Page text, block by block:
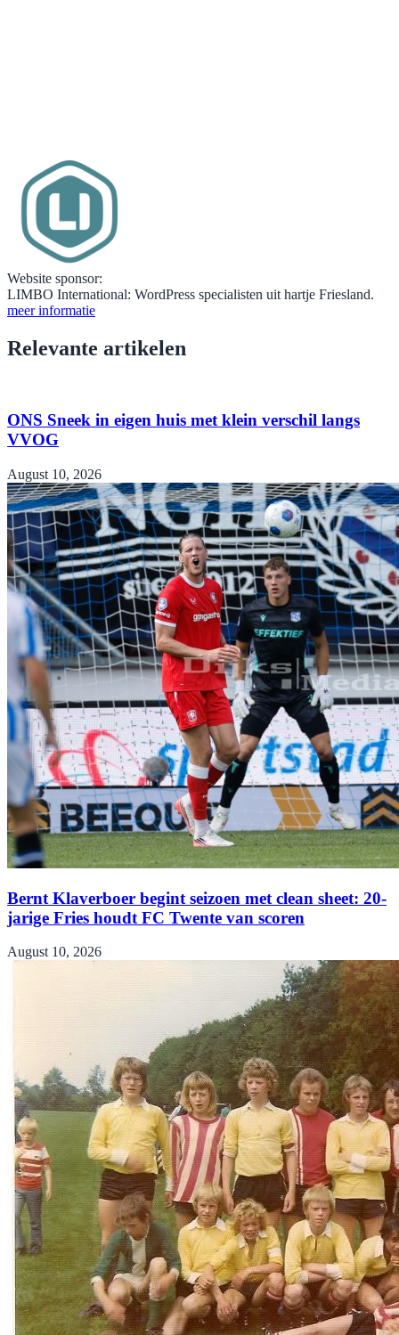
Website sponsor:
LIMBO International: WordPress specialisten uit hartje Friesland.
meer informatie
Relevante artikelen
ONS Sneek in eigen huis met klein verschil langs
VVOG
August 10, 2026
Bernt Klaverboer begint seizoen met clean sheet: 20-
jarige Fries houdt FC Twente van scoren
August 10, 2026